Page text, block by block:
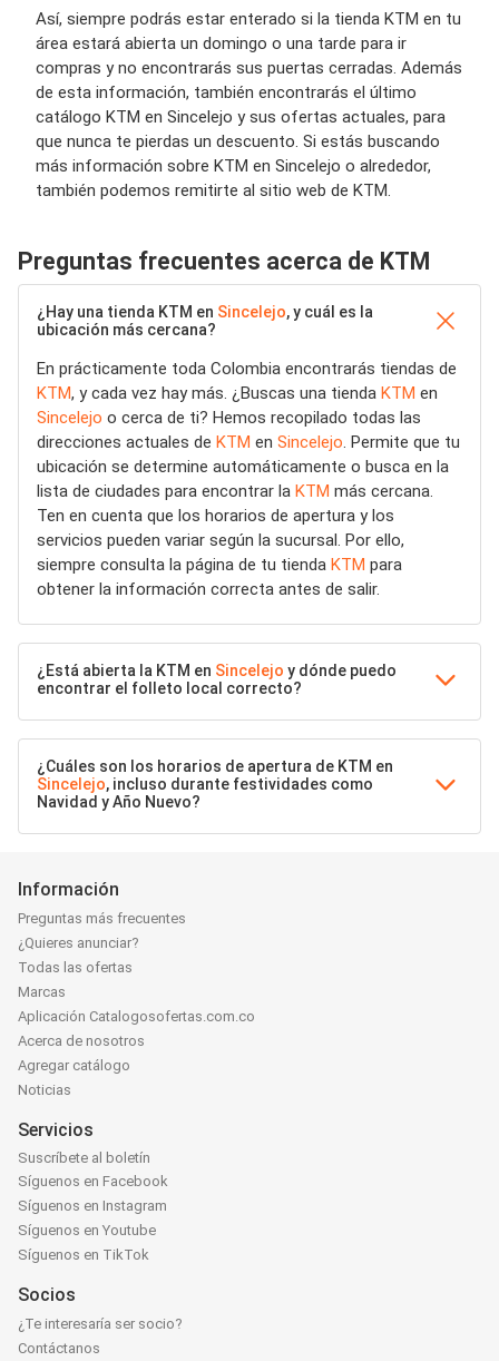
Así, siempre podrás estar enterado si la tienda KTM en tu
área estará abierta un domingo o una tarde para ir
compras y no encontrarás sus puertas cerradas. Además
de esta información, también encontrarás el último
catálogo KTM en Sincelejo y sus ofertas actuales, para
que nunca te pierdas un descuento. Si estás buscando
más información sobre KTM en Sincelejo o alrededor,
también podemos remitirte al sitio web de KTM.
Preguntas frecuentes acerca de KTM
¿Hay una tienda KTM en Sincelejo, y cuál es la
ubicación más cercana?
En prácticamente toda Colombia encontrarás tiendas de
KTM, y cada vez hay más. ¿Buscas una tienda KTM en
Sincelejo o cerca de ti? Hemos recopilado todas las
direcciones actuales de KTM en Sincelejo. Permite que tu
ubicación se determine automáticamente o busca en la
lista de ciudades para encontrar la KTM más cercana.
Ten en cuenta que los horarios de apertura y los
servicios pueden variar según la sucursal. Por ello,
siempre consulta la página de tu tienda KTM para
obtener la información correcta antes de salir.
¿Está abierta la KTM en Sincelejo y dónde puedo
encontrar el folleto local correcto?
¿Cuáles son los horarios de apertura de KTM en
Sincelejo, incluso durante festividades como
Navidad y Año Nuevo?
Información
Preguntas más frecuentes
¿Quieres anunciar?
Todas las ofertas
Marcas
Aplicación Catalogosofertas.com.co
Acerca de nosotros
Agregar catálogo
Noticias
Servicios
Suscríbete al boletín
Síguenos en Facebook
Síguenos en Instagram
Síguenos en Youtube
Síguenos en TikTok
Socios
¿Te interesaría ser socio?
Contáctanos